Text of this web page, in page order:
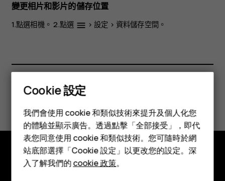
智慧型手機
功能型手機
配件
平板電腦
變更相片和影片的儲存位置
1.點選相機。 2.點選 menu >設定 > 資料儲存空間 。
您認為這有幫助嗎？
是 否
探索
Cookie 設定
我們會使用 cookie 和類似技術來提升及個人化您
的體驗並顯示廣告。透過點擊「全部接受」，即代
表您同意使用 cookie 和類似技術。您可隨時於網
站底部選擇「Cookie 設定」以更改您的設定。深
入了解我們的cookie 政策。